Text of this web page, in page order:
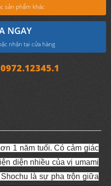
sản phẩm khác
NGAY
nhận tại cửa hàng
1 năm tuổi. Có cảm giác
diện nhiều của vị umami
Shochu là sự pha trộn giữa